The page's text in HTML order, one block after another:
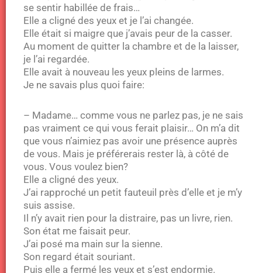
se sentir habillée de frais…
Elle a cligné des yeux et je l’ai changée.
Elle était si maigre que j’avais peur de la casser.
Au moment de quitter la chambre et de la laisser,
je l’ai regardée.
Elle avait à nouveau les yeux pleins de larmes.
Je ne savais plus quoi faire:
– Madame… comme vous ne parlez pas, je ne sais
pas vraiment ce qui vous ferait plaisir… On m’a dit
que vous n’aimiez pas avoir une présence auprès
de vous. Mais je préférerais rester là, à côté de
vous. Vous voulez bien?
Elle a cligné des yeux.
J’ai rapproché un petit fauteuil près d’elle et je m’y
suis assise.
Il n’y avait rien pour la distraire, pas un livre, rien.
Son état me faisait peur.
J’ai posé ma main sur la sienne.
Son regard était souriant.
Puis elle a fermé les yeux et s’est endormie.